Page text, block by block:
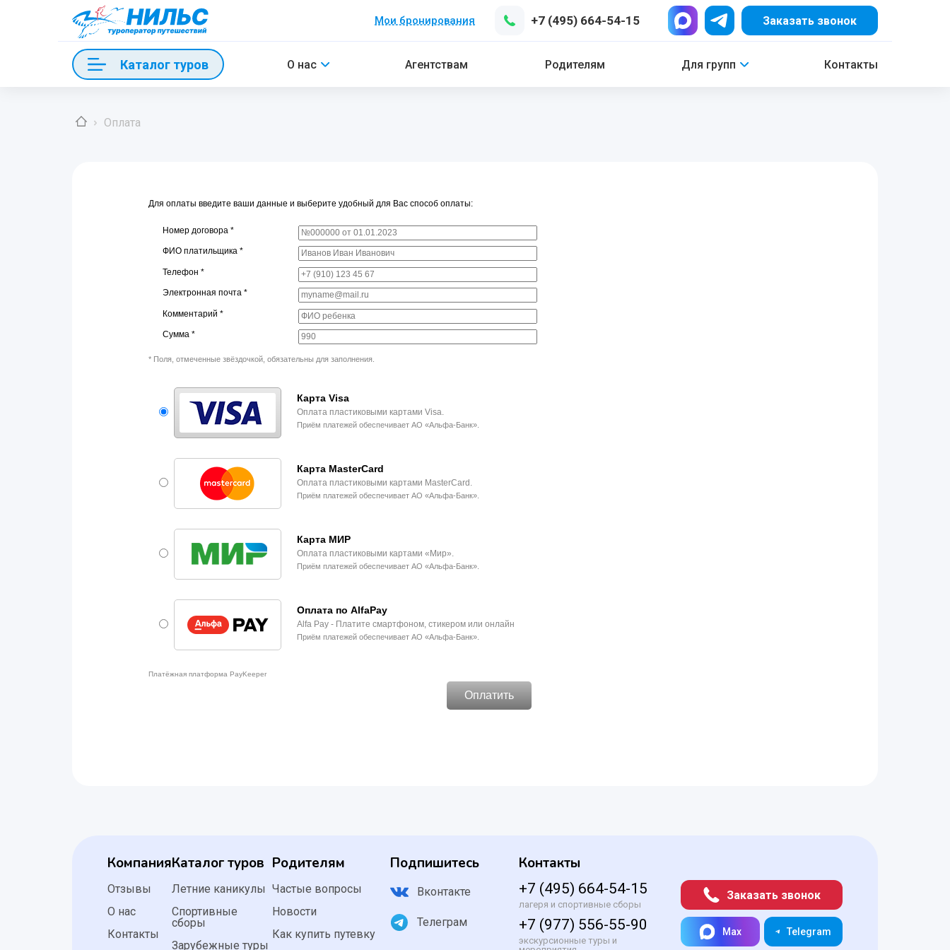
Мои бронирования +7 (495) 664-54-15 Заказать звонок
Каталог туров О нас Агентствам Родителям Для групп Контакты
Оплата
Контакты
+7 (495) 664-54-15
лагеря и спортивные сборы
+7 (977) 556-55-90
экскурсионные туры и
Заказать звонок
Max Telegram
Компания
Отзывы
О нас
Контакты
Каталог туров
Летние каникулы
Спортивные
сборы
Зарубежные туры
Родителям
Частые вопросы
Новости
Как купить путевку
Подпишитесь
Вконтакте
Телеграм